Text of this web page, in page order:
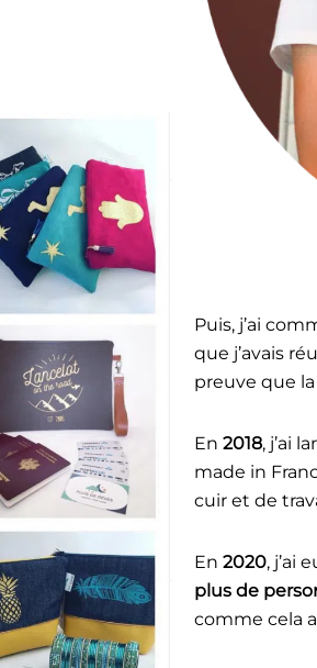
Puis, j’ai
que j’avais
preuve que
En 2018, j’ai
made in
cuir et de
En 2020, j’ai
plus de
comme cela